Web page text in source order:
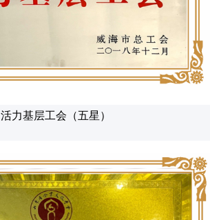
活力基层工会（五星）